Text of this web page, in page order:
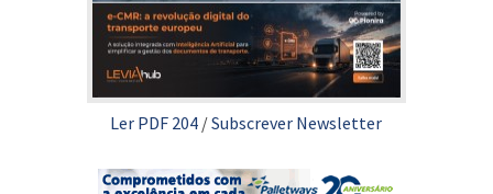
Ler PDF 204 /Subscrever Newsletter